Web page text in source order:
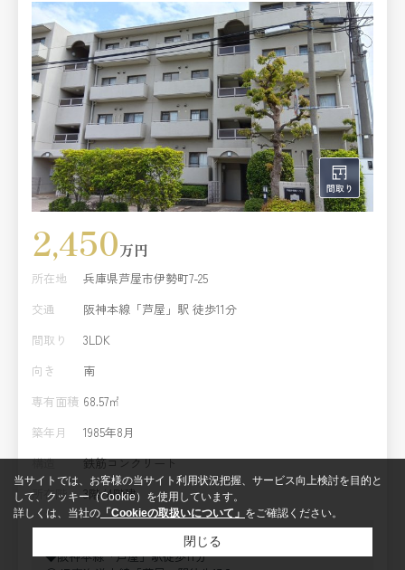
2,450万円
所在地
兵庫県芦屋市伊勢町7-25
交通
阪神本線「芦屋」駅 徒歩11分
間取り
3LDK
向き
南
専有面積 68.57㎡
築年月
1985年8月
構造
鉄筋コンクリート
所在階
3階/4階建
◆令和8年3月上旬改装リフォーム完了
◆阪神本線「芦屋」駅徒歩11分
当サイトでは、お客様の当サイト利用状況把握、サービス向上検討を目的と
して、クッキー（Cookie）を使用しています。
詳しくは、当社の 「Cookieの取扱いについて」 をご確認ください。
閉じる